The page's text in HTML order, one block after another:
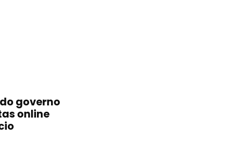
governo
online